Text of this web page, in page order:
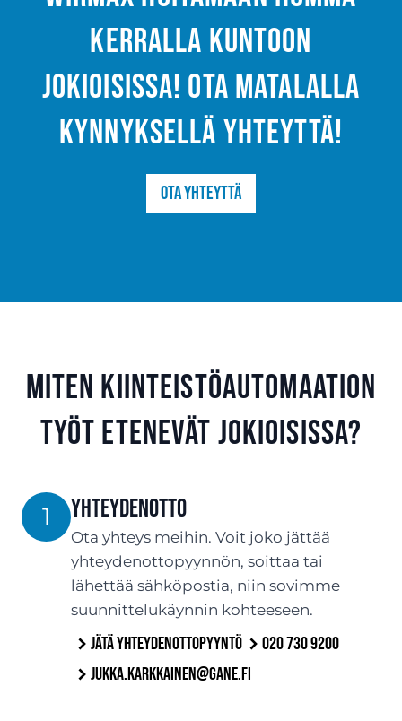
kerralla kuntoon
Jokioisissa! Ota matalalla
kynnyksellä yhteyttä!
Ota yhteyttä
Miten kiinteistöautomaation
työt etenevät Jokioisissa?
1 Yhteydenotto
Ota yhteys meihin. Voit joko jättää
yhteydenottopyynnön, soittaa tai
lähettää sähköpostia, niin sovimme
suunnittelukäynnin kohteeseen.
Jätä yhteydenottopyyntö
020 730 9200
jukka.karkkainen@gane.fi